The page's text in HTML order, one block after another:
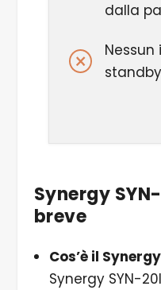
dalla
standby
Synergy
breve
Cos’è il
Synergy SYN-